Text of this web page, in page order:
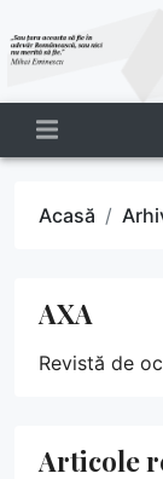
Acasă
AXA
Revistă de
Articole